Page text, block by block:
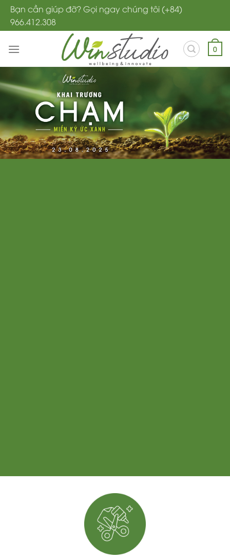
qua
nội
dung
Bạn cần giúp đỡ? Gọi ngay chúng tôi (+84)
966.412.308
0